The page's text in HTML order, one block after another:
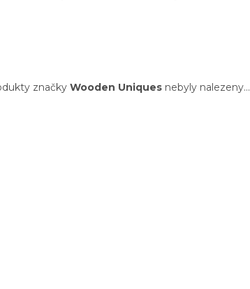
značky Wooden Uniques nebyly nalezeny...